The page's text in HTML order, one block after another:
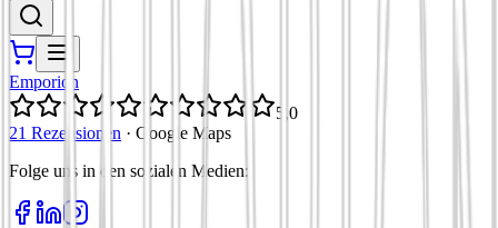
Emporion
5,0
21 Rezensionen · Google Maps
Folge uns in den sozialen Medien: